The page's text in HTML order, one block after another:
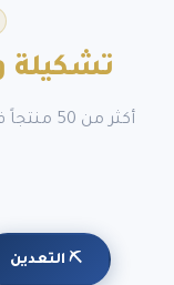
تشكيلة
أكثر من 50 منتجاً في التعدين والنقل والزراعة وقطع الغيار
⛏️ التعدين